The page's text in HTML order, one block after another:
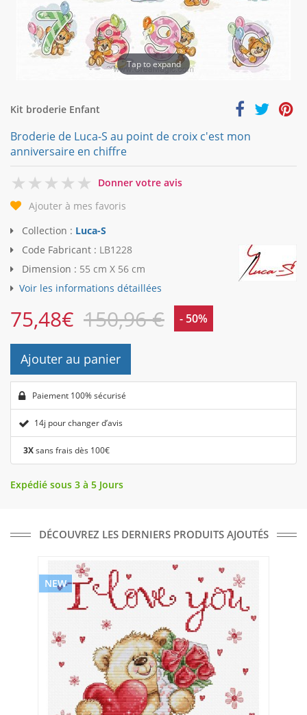
Tap to expand
Kit broderie Enfant
Broderie de Luca-S au point de croix c'est mon
anniversaire en chiffre
0
Donner votre avis
Ajouter à mes favoris
Collection : Luca-S
Code Fabricant : LB1228
Dimension : 55 cm X 56 cm
Voir les informations détaillées
75,48€ 150,96 € - 50%
Ajouter au panier
Paiement 100% sécurisé
14j pour changer d’avis
3Xsans frais dès 100€
Expédié sous 3 à 5 Jours
DÉCOUVREZ LES DERNIERS PRODUITS AJOUTÉS
NEW